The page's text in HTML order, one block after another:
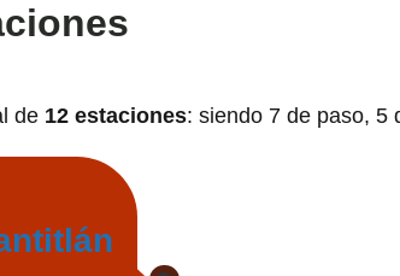
de 12 estaciones: siendo 7 de paso, 5